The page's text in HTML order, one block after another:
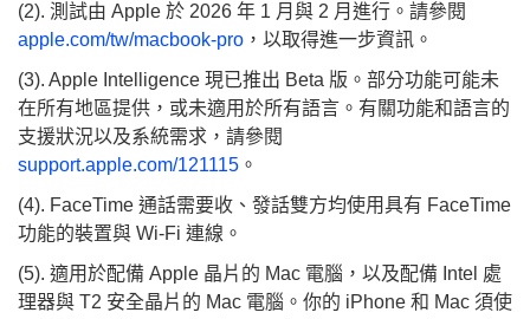
(2). 測試由 Apple 於 2026 年 1 月與 2 月進行。請參閱
apple.com/tw/macbook-pro ，以取得進一步資訊。
(3). Apple Intelligence 現已推出 Beta 版。部分功能可能未
在所有地區提供，或未適用於所有語言。有關功能和語言的
支援狀況以及系統需求，請參閱
support.apple.com/121115 。
(4). FaceTime 通話需要收、發話雙方均使用具有 FaceTime
功能的裝置與 Wi-Fi 連線。
(5). 適用於配備 Apple 晶片的 Mac 電腦，以及配備 Intel 處
理器與 T2 安全晶片的 Mac 電腦。你的 iPhone 和 Mac 須使